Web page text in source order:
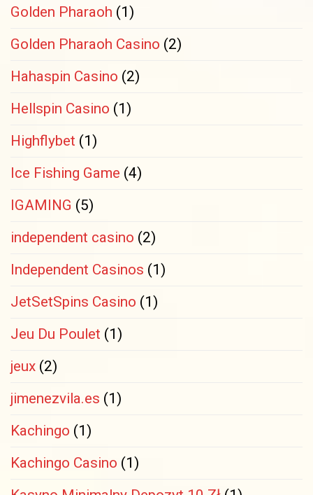
Golden Pharaoh (1)
Golden Pharaoh Casino (2)
Hahaspin Casino (2)
Hellspin Casino (1)
Highflybet (1)
Ice Fishing Game (4)
IGAMING (5)
independent casino (2)
Independent Casinos (1)
JetSetSpins Casino (1)
Jeu Du Poulet (1)
jeux (2)
jimenezvila.es (1)
Kachingo (1)
Kachingo Casino (1)